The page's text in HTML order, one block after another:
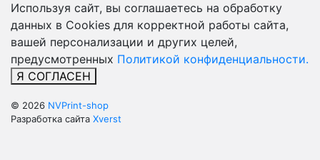
Используя сайт, вы соглашаетесь на обработку
данных в Cookies для корректной работы сайта,
вашей персонализации и других целей,
предусмотренных Политикой конфиденциальности.
Я СОГЛАСЕН
© 2026 NVPrint-shop
Разработка сайта Xverst